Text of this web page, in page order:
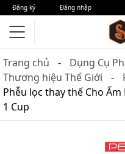
Đăng ký Đăng nhập
Trang chủ
Dụng Cụ
Thương hiệu Thế Giới
Phễu lọc thay thế Cho
1 Cup